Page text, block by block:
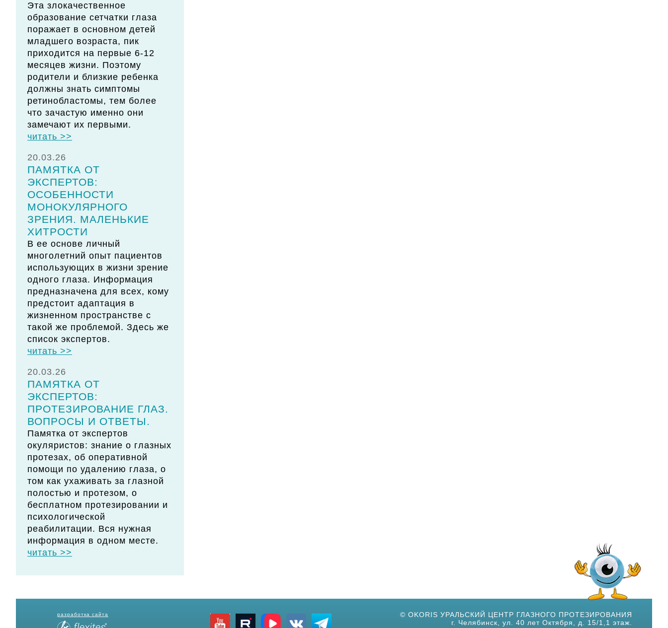
Эта злокачественное
образование сетчатки глаза
поражает в основном детей
младшего возраста, пик
приходится на первые 6-12
месяцев жизни. Поэтому
родители и близкие ребенка
должны знать симптомы
ретинобластомы, тем более
что зачастую именно они
замечают их первыми.
читать >>
20.03.26
ПАМЯТКА ОТ
ЭКСПЕРТОВ:
ОСОБЕННОСТИ
МОНОКУЛЯРНОГО
ЗРЕНИЯ. МАЛЕНЬКИЕ
ХИТРОСТИ
В ее основе личный
многолетний опыт пациентов
использующих в жизни зрение
одного глаза. Информация
предназначена для всех, кому
предстоит адаптация в
жизненном пространстве с
такой же проблемой. Здесь же
список экспертов.
читать >>
20.03.26
ПАМЯТКА ОТ
ЭКСПЕРТОВ:
ПРОТЕЗИРОВАНИЕ ГЛАЗ.
ВОПРОСЫ И ОТВЕТЫ.
Памятка от экспертов
окуляристов: знание о глазных
протезах, об оперативной
помощи по удалению глаза, о
том как ухаживать за глазной
полостью и протезом, о
бесплатном протезировании и
психологической
реабилитации. Вся нужная
информация в одном месте.
читать >>
разработка сайта
© OKORIS УРАЛЬСКИЙ ЦЕНТР ГЛАЗНОГО ПРОТЕЗИРОВАНИЯ
г. Челябинск, ул. 40 лет Октября, д. 15/1,1 этаж.